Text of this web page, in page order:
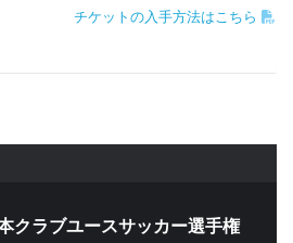
チケットの入手方法はこちら
クラブユースサッカー選手権